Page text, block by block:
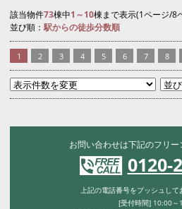
該当物件73棟中1～10棟まで表示(1ページ/8
並び順：駅からの徒歩分数順
1 2 3 4 5 6 7 8
お問い合わせは下記のフリ
0120-
上記の電話番号をプッシュして
[受付時間] 10:00～